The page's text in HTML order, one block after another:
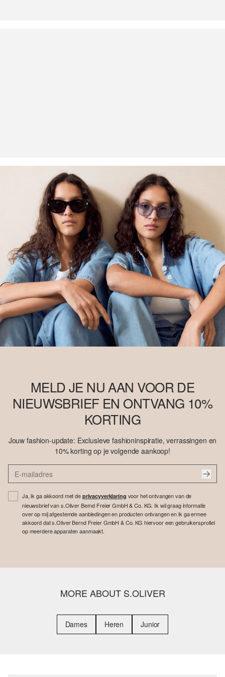
MELD JE NU AAN VOOR DE
NIEUWSBRIEF EN ONTVANG 10%
KORTING
Jouw fashion-update: Exclusieve fashioninspiratie, verrassingen en
10% korting op je volgende aankoop!
Ja, ik ga akkoord met de privacyverklaring voor het ontvangen van de
nieuwsbrief van s.Oliver Bernd Freier GmbH & Co. KG. Ik wil graag informatie
over op mij afgestemde aanbiedingen en producten ontvangen en ik ga ermee
akkoord dat s.Oliver Bernd Freier GmbH & Co. KG hiervoor een gebruikersprofiel
op meerdere apparaten aanmaakt.
MORE ABOUT S.OLIVER
Dames Heren Junior